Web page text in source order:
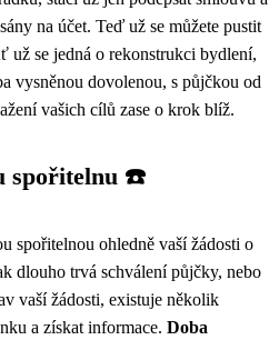
na účet. Teď už se můžete pustit
už se jedná o rekonstrukci bydlení,
vysněnou dovolenou, s půjčkou od
vašich cílů zase o krok blíž.
spořitelnu ☎️
spořitelnou ohledně vaší žádosti o
dlouho trvá schválení půjčky, nebo
vaší žádosti, existuje několik
a získat informace. Doba